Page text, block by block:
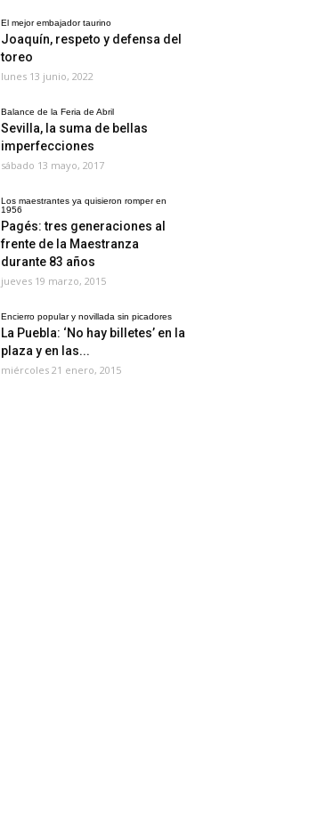
El mejor embajador taurino
Joaquín, respeto y defensa del
toreo
lunes 13 junio, 2022
Balance de la Feria de Abril
Sevilla, la suma de bellas
imperfecciones
sábado 13 mayo, 2017
Los maestrantes ya quisieron romper en
1956
Pagés: tres generaciones al
frente de la Maestranza
durante 83 años
jueves 19 marzo, 2015
Encierro popular y novillada sin picadores
La Puebla: ‘No hay billetes’ en la
plaza y en las...
miércoles 21 enero, 2015